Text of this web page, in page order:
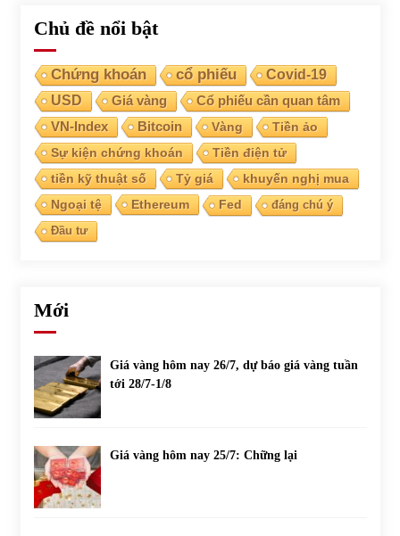
Chủ đề nổi bật
Chứng khoán cổ phiếu
Covid-19
USD
Giá vàng Cổ phiếu cần quan tâm
VN-Index Bitcoin Vàng
Tiền ảo
Sự kiện chứng khoán
Tiền điện tử
tiền kỹ thuật số
Tỷ giá
khuyến nghị mua
Ngoại tệ
Ethereum Fed
đáng chú ý
Đầu tư
Mới
Giá vàng hôm nay 26/7, dự báo giá vàng tuần
tới 28/7-1/8
Giá vàng hôm nay 25/7: Chững lại